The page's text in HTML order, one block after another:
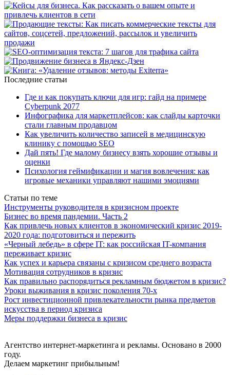
Последние статьи
Где и как покупать ключи для игр: гайд на примере
Cyberpunk 2077
Инфографика для маркетплейсов: как слайды карточки
стали главным продавцом
Как увеличить количество записей в медицинскую
клинику с помощью SEO
Дай пять! Где малому бизнесу взять хорошие отзывы и
оценки
Психология геймификации и магия вовлечения: как
игровые механики управляют нашими эмоциями
Статьи по теме
Инструменты руководителя в кризисном проекте
Бизнес во время пандемии. Часть 2
Как привлечь новых клиентов в экономический кризис 2019-
2020 года: подготовиться и пережить
«Черный лебедь» в сфере IT: как российская IT-компания
переживает кризис
Как успех и карьера связаны с кризисом среднего возраста
Мотивация сотрудников в кризис
Как правильно распорядиться рекламным бюджетом в кризис?
Уроки выживания в кризис поколения 70-х
Рост инвестиционной привлекательности рынка предметов
искусства в период кризиса
Меры поддержки бизнеса в кризис
Агентство интернет-маркетинга и рекламы. Основано в 2000
году.
Делаем маркетинг прибыльным!